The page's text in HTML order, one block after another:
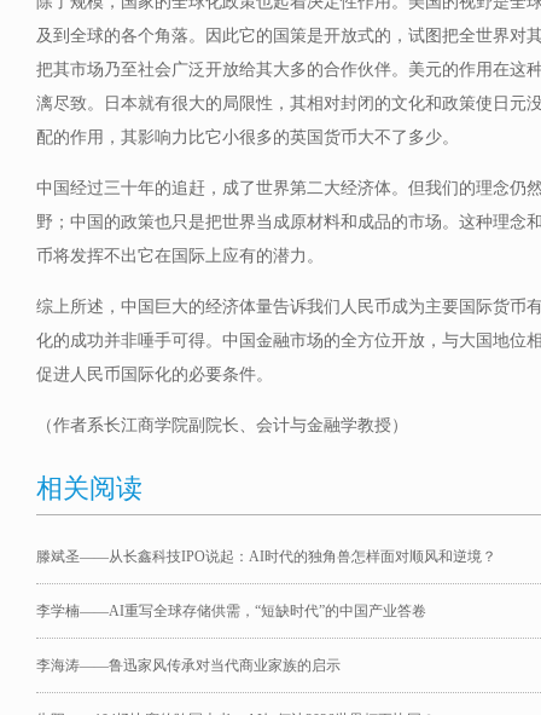
及到全球的各个角落。因此它的国策是开放式的，试图把全世界对
把其市场乃至社会广泛开放给其大多的合作伙伴。美元的作用在这
漓尽致。日本就有很大的局限性，其相对封闭的文化和政策使日元
配的作用，其影响力比它小很多的英国货币大不了多少。
中国经过三十年的追赶，成了世界第二大经济体。但我们的理念仍
野；中国的政策也只是把世界当成原材料和成品的市场。这种理念
币将发挥不出它在国际上应有的潜力。
综上所述，中国巨大的经济体量告诉我们人民币成为主要国际货币
化的成功并非唾手可得。中国金融市场的全方位开放，与大国地位
促进人民币国际化的必要条件。
（作者系长江商学院副院长、会计与金融学教授）
相关阅读
滕斌圣——从长鑫科技IPO说起：AI时代的独角兽怎样面对顺风和逆境？
李学楠——AI重写全球存储供需，“短缺时代”的中国产业答卷
李海涛——鲁迅家风传承对当代商业家族的启示